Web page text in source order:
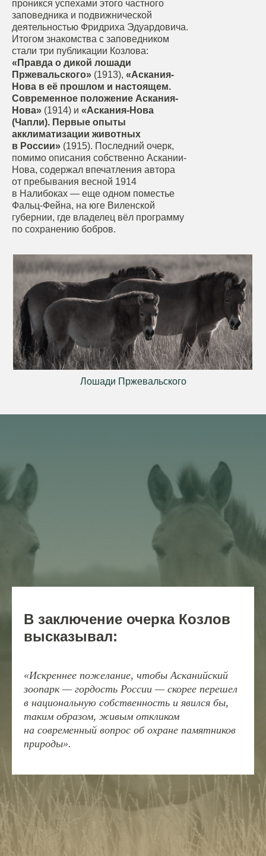
Лошади Пржевальского
проникся успехами этого частного
заповедника и подвижнической
деятельностью Фридриха Эдуардовича.
Итогом знакомства с заповедником
стали три публикации Козлова:
«Правда о дикой лошади
Пржевальского» (1913), «Аскания-
Нова в её прошлом и настоящем.
Современное положение Аскания-
Нова» (1914) и «Аскания-Нова
(Чапли). Первые опыты
акклиматизации животных
в России» (1915). Последний очерк,
помимо описания собственно Аскании-
Нова, содержал впечатления автора
от пребывания весной 1914
в Налибоках — еще одном поместье
Фальц-Фейна, на юге Виленской
губернии, где владелец вёл программу
по сохранению бобров.
В заключение очерка Козлов
высказывал:
«Искреннее пожелание, чтобы Асканийский
зоопарк — гордость России — скорее перешел
в национальную собственность и явился бы,
таким образом, живым откликом
на современный вопрос об охране памятников
природы».